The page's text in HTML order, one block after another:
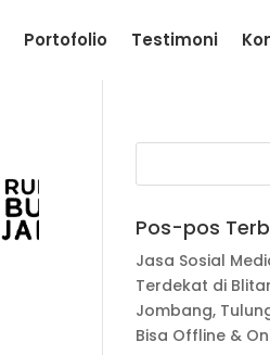
Portofolio Testimoni
Pos-pos
Jasa Sosial
Terdekat di
Jombang,
Bisa Offline &